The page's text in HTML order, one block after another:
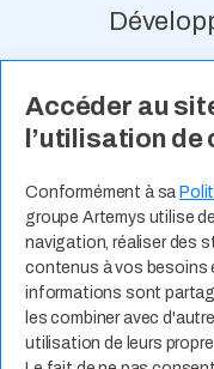
Accéder au
l’utilisation de
Conformément à sa
groupe Artemys utilise
navigation, réaliser des
contenus à vos besoins
informations sont
les combiner avec
utilisation de leurs
À Propos
Contact
Espace